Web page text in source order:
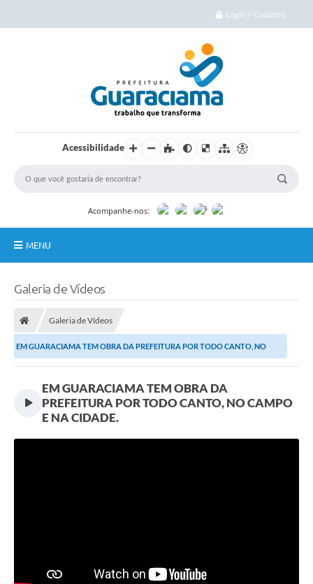
Login / Cadastro
Acessibilidade
Acompanhe-nos:
MENU
Secretarias
Notícias
Transparência
Ouvidoria
Carta de Serviços
Galeria de Vídeos
Galeria de Vídeos
EM GUARACIAMA TEM OBRA DA PREFEITURA POR TODO CANTO, NO
EM GUARACIAMA TEM OBRA DA
PREFEITURA POR TODO CANTO, NO CAMPO
E NA CIDADE.